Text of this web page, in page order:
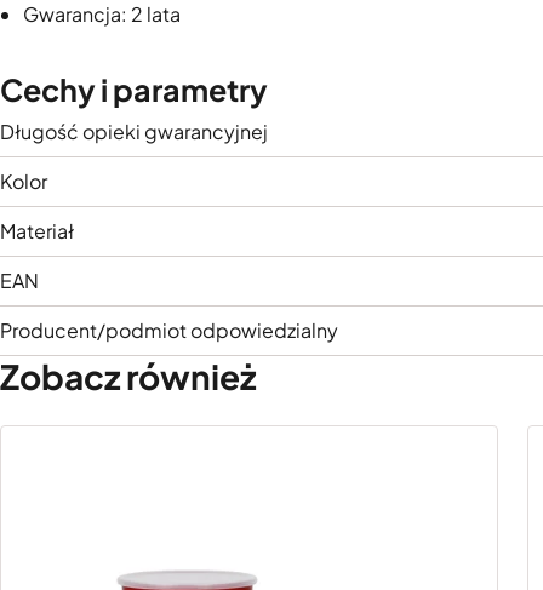
Gwarancja: 2 lata
Cechy i parametry
Długość opieki gwarancyjnej
Kolor
Materiał
EAN
Producent/podmiot odpowiedzialny
Zobacz również